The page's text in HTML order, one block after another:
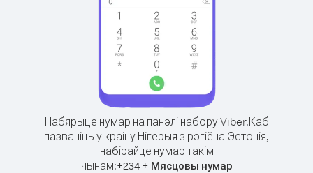
Набярыце нумар на панэлі набору Viber.Каб
пазваніць у краіну Нігерыя з рэгіёна Эстонія,
набірайце нумар такім
чынам:+234+ Мясцовы нумар